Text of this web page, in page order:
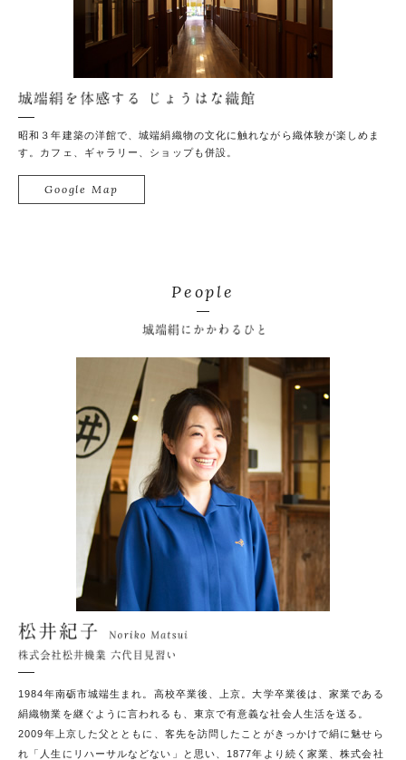
昭和３年建築の洋館で、城端絹織物の文化に触れながら織体験が楽しめま
す。カフェ、ギャラリー、ショップも併設。
Google Map
People
1984年南砺市城端生まれ。高校卒業後、上京。大学卒業後は、家業である
絹織物業を継ぐように言われるも、東京で有意義な社会人生活を送る。
2009年上京した父とともに、客先を訪問したことがきっかけで絹に魅せら
れ「人生にリハーサルなどない」と思い、1877年より続く家業、株式会社